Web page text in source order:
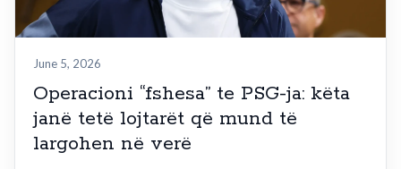
June 5, 2026
Operacioni “fshesa” te PSG-ja: këta
janë tetë lojtarët që mund të
largohen në verë